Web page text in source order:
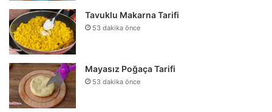
Tavuklu Makarna Tarifi
53 dakika önce
Mayasız Poğaça Tarifi
53 dakika önce